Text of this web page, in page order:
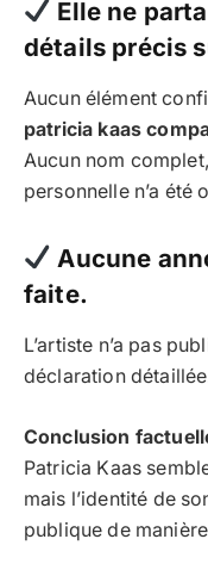
Elle ne
détails précis
Aucun élément
patricia kaas
Aucun nom
personnelle n’a été
Aucune
faite.
L’artiste n’a pas
déclaration
Conclusion
Patricia Kaas
mais l’identité de
publique de